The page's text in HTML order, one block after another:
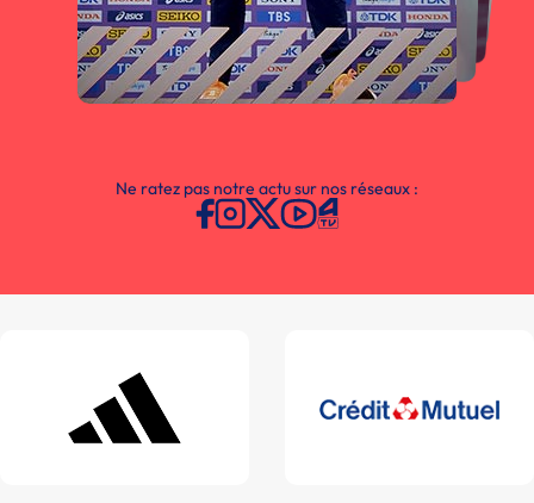
Ne ratez pas notre actu sur nos réseaux :